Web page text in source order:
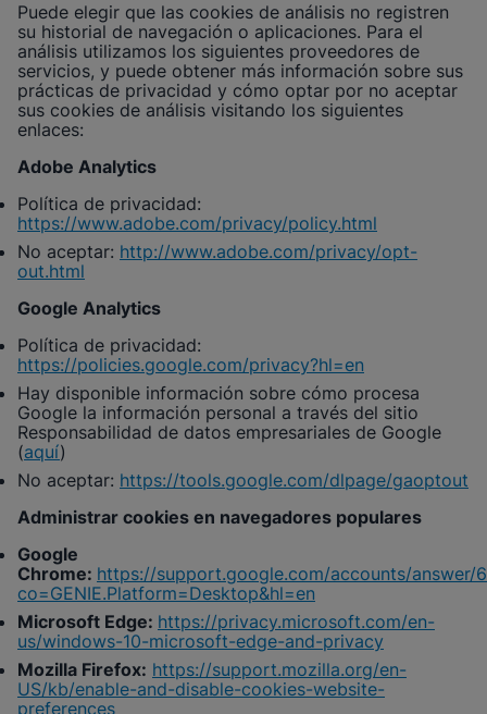
Puede elegir que las cookies de análisis no registren
su historial de navegación o aplicaciones. Para el
análisis utilizamos los siguientes proveedores de
servicios, y puede obtener más información sobre sus
prácticas de privacidad y cómo optar por no aceptar
sus cookies de análisis visitando los siguientes
enlaces:
Adobe Analytics
Política de privacidad:
https://www.adobe.com/privacy/policy.html
No aceptar: http://www.adobe.com/privacy/opt-
out.html
Google Analytics
Política de privacidad:
https://policies.google.com/privacy?hl=en
Hay disponible información sobre cómo procesa
Google la información personal a través del sitio
Responsabilidad de datos empresariales de Google
(aquí)
No aceptar: https://tools.google.com/dlpage/gaoptout
Administrar cookies en navegadores populares
Google
Chrome: https://support.google.com/accounts/answer/
co=GENIE.Platform=Desktop&hl=en
Microsoft Edge: https://privacy.microsoft.com/en-
us/windows-10-microsoft-edge-and-privacy
Mozilla Firefox: https://support.mozilla.org/en-
US/kb/enable-and-disable-cookies-website-
preferences